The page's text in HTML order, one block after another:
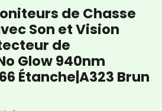
de Chasse
Son et Vision
de
Glow 940nm
Étanche|A323 Brun